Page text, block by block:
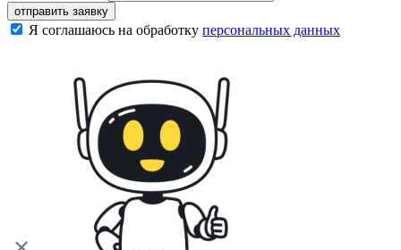
отправить заявку
Я соглашаюсь на обработку персональных данных